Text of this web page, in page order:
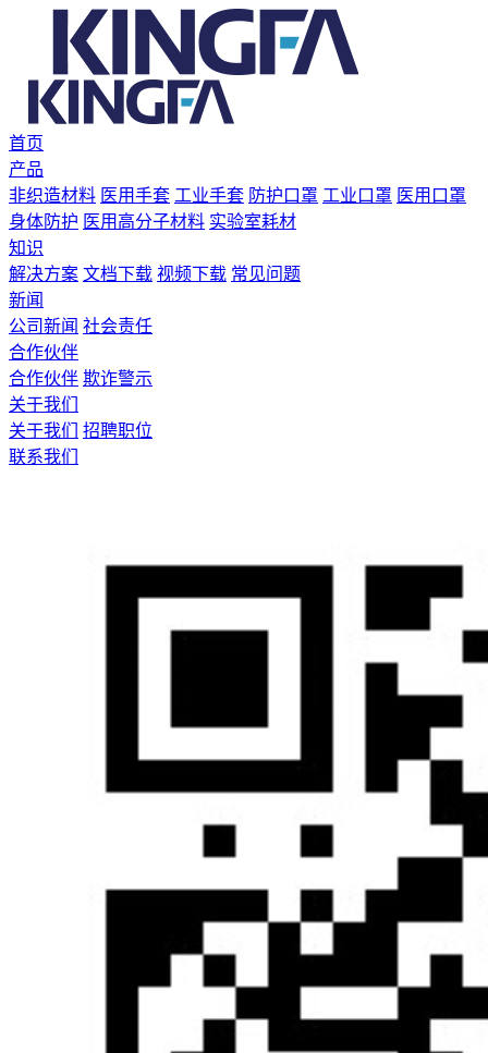
首页
产品
非织造材料 医用手套 工业手套 防护口罩 工业口罩 医用口罩
身体防护 医用高分子材料 实验室耗材
知识
解决方案 文档下载 视频下载 常见问题
新闻
公司新闻 社会责任
合作伙伴
合作伙伴 欺诈警示
关于我们
关于我们
招聘职位
联系我们